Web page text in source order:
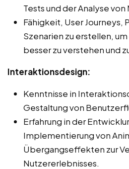
Tests und der Analyse
Fähigkeit, User Journeys,
Szenarien zu erstellen,
besser zu verstehen und
Interaktionsdesign:
Kenntnisse in
Gestaltung von
Erfahrung in der
Implementierung von
Übergangseffekten zur
Nutzererlebnisses.